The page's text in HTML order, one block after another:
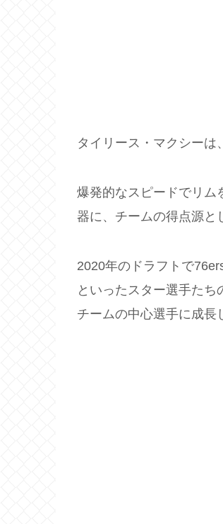
タイリース・マクシーは
爆発的なスピードでリム
器に、チームの得点源と
2020年のドラフトで
といったスター選手た
チームの中心選手に成長